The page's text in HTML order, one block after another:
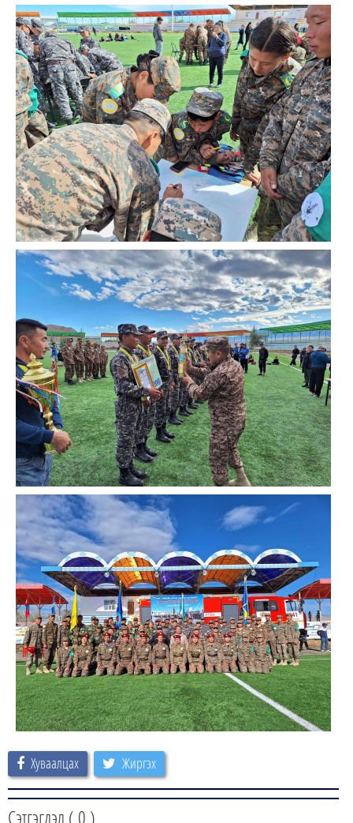
Хуваалцах Жиргэх
Сэтгэгдэл ( 0 )